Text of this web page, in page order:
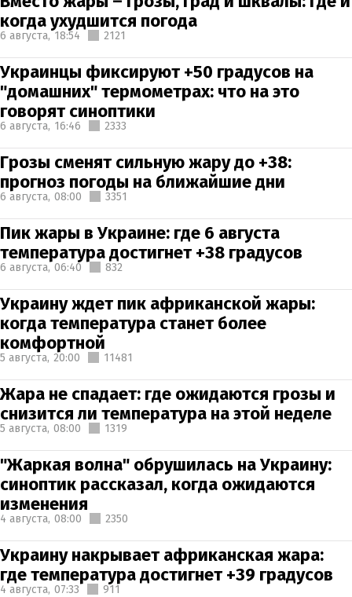
когда ухудшится погода
6 августа, 18:54 2121
Украинцы фиксируют +50 градусов на
"домашних" термометрах: что на это
говорят синоптики
6 августа, 16:46 2333
Грозы сменят сильную жару до +38:
прогноз погоды на ближайшие дни
6 августа, 08:00 3351
Пик жары в Украине: где 6 августа
температура достигнет +38 градусов
6 августа, 06:40 832
Украину ждет пик африканской жары:
когда температура станет более
комфортной
5 августа, 20:00 11481
Жара не спадает: где ожидаются грозы и
снизится ли температура на этой неделе
5 августа, 08:00 1319
"Жаркая волна" обрушилась на Украину:
синоптик рассказал, когда ожидаются
изменения
4 августа, 08:00 2350
Украину накрывает африканская жара:
где температура достигнет +39 градусов
4 августа, 07:33 911